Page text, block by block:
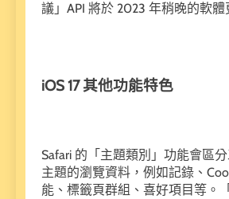
議」API 將於 2023 年稍晚的軟體
iOS 17其他功能特色
Safari 的「主題類別」功能會區
主題的瀏覽資料，例如記錄、
能、標籤頁群組、喜好項目等。